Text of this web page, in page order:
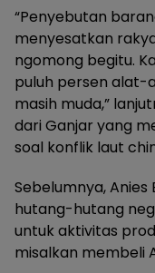
“Penyebutan
menyesatkan
ngomong begitu.
puluh persen alat-
masih muda,”
dari Ganjar yang
soal konflik laut
Sebelumnya,
hutang-hutang
untuk aktivitas
misalkan membeli